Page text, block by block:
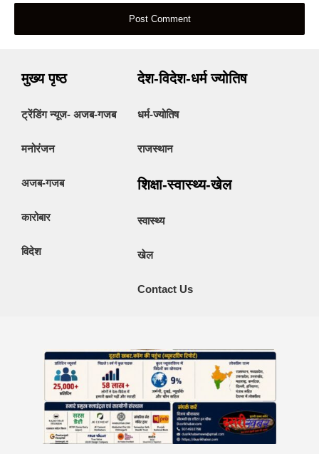
मुख्य पृष्ठ
ट्रेंडिंग न्यूज- अजब-गजब
मनोरंजन
अजब-गजब
कारोबार
विदेश
देश-विदेश-धर्म ज्योतिष
धर्म-ज्योतिष
राजस्थान
शिक्षा-स्वास्थ्य-खेल
स्वास्थ्य
खेल
Contact Us